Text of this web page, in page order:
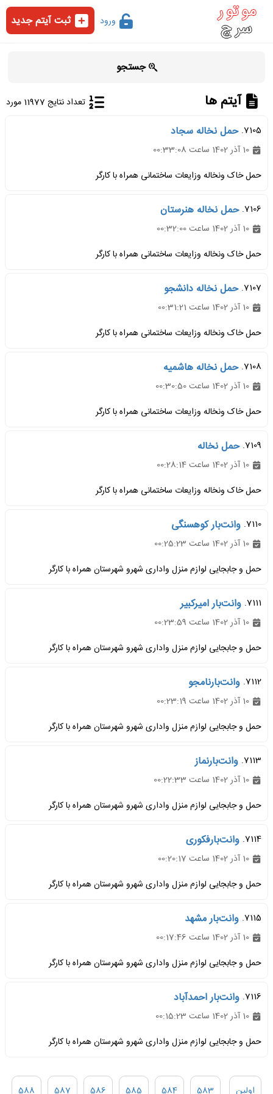
ورود ثبت آیتم جدید
جستجو
آیتم ها
تعداد نتایج 11977 مورد
7105. حمل نخاله سجاد
حمل خاک ونخاله وزایعات ساختمانی همراه با کارگر
7106. حمل نخاله هنرستان
حمل خاک ونخاله وزایعات ساختمانی همراه با کارگر
7107. حمل نخاله دانشجو
حمل خاک ونخاله وزایعات ساختمانی همراه با کارگر
7108. حمل نخاله هاشمیه
حمل خاک ونخاله وزایعات ساختمانی همراه با کارگر
7109. حمل نخاله
حمل خاک ونخاله وزایعات ساختمانی همراه با کارگر
7110. وانت‌بار کوهسنگی
حمل و جابجایی لوازم منزل واداری شهرو شهرستان همراه با کارگر
7111. وانت‌بار امیرکبیر
حمل و جابجایی لوازم منزل واداری شهرو شهرستان همراه با کارگر
7112. وانت‌بارنامجو
حمل و جابجایی لوازم منزل واداری شهرو شهرستان همراه با کارگر
7113. وانت‌بارنماز
حمل و جابجایی لوازم منزل واداری شهرو شهرستان همراه با کارگر
7114. وانت‌بارفکوری
حمل و جابجایی لوازم منزل واداری شهرو شهرستان همراه با کارگر
7115. وانت‌بار مشهد
حمل و جابجایی لوازم منزل واداری شهرو شهرستان همراه با کارگر
7116. وانت‌بار احمدآباد
حمل و جابجایی لوازم منزل واداری شهرو شهرستان همراه با کارگر
اولین 583
584
585
586
587
588